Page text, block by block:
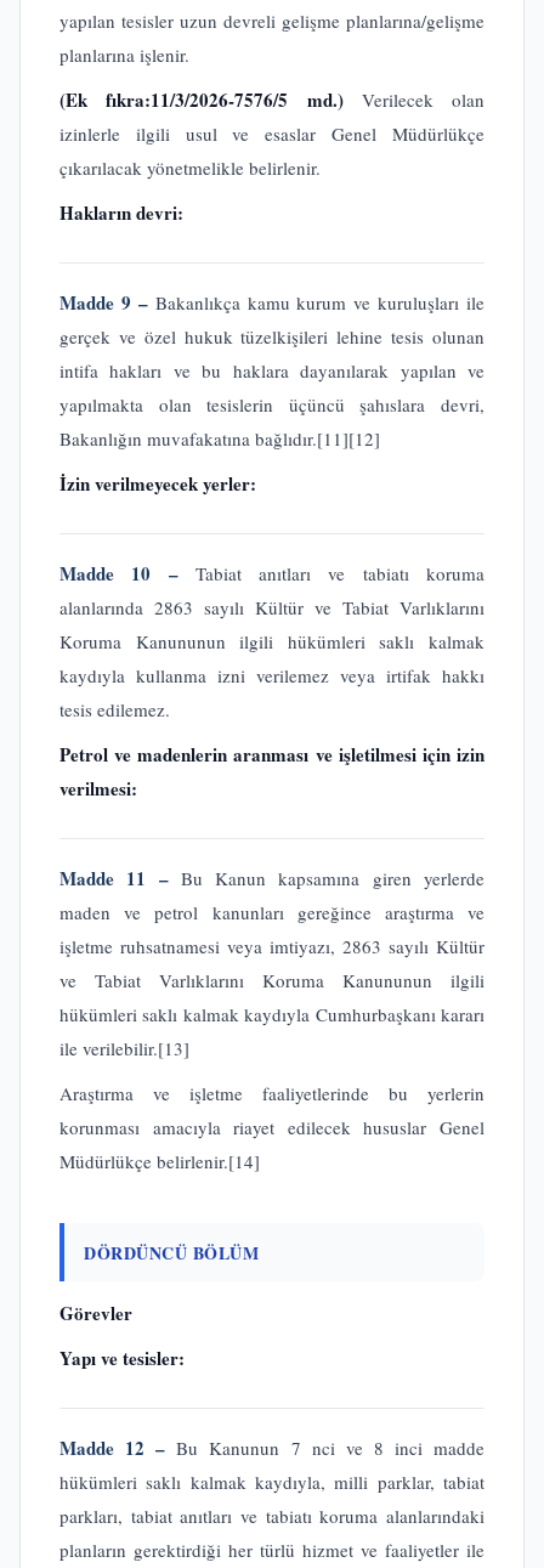
yapılan tesisler uzun devreli gelişme planlarına/gelişme
planlarına işlenir.
(Ek fıkra:11/3/2026-7576/5 md.)Verilecek olan
izinlerle ilgili usul ve esaslar Genel Müdürlükçe
çıkarılacak yönetmelikle belirlenir.
Hakların devri:
Madde 9 – Bakanlıkça kamu kurum ve kuruluşları ile
gerçek ve özel hukuk tüzelkişileri lehine tesis olunan
intifa hakları ve bu haklara dayanılarak yapılan ve
yapılmakta olan tesislerin üçüncü şahıslara devri,
Bakanlığın muvafakatına bağlıdır.[11][12]
İzin verilmeyecek yerler:
Madde 10 – Tabiat anıtları ve tabiatı koruma
alanlarında 2863 sayılı Kültür ve Tabiat Varlıklarını
Koruma Kanununun ilgili hükümleri saklı kalmak
kaydıyla kullanma izni verilemez veya irtifak hakkı
tesis edilemez.
Petrol ve madenlerin aranması ve işletilmesi için izin
verilmesi:
Madde 11 – Bu Kanun kapsamına giren yerlerde
maden ve petrol kanunları gereğince araştırma ve
işletme ruhsatnamesi veya imtiyazı, 2863 sayılı Kültür
ve Tabiat Varlıklarını Koruma Kanununun ilgili
hükümleri saklı kalmak kaydıyla Cumhurbaşkanı kararı
ile verilebilir.[13]
Araştırma ve işletme faaliyetlerinde bu yerlerin
korunması amacıyla riayet edilecek hususlar Genel
Müdürlükçe belirlenir.[14]
DÖRDÜNCÜ BÖLÜM
Görevler
Yapı ve tesisler:
Madde 12 –Bu Kanunun 7 nci ve 8 inci madde
hükümleri saklı kalmak kaydıyla, milli parklar, tabiat
parkları, tabiat anıtları ve tabiatı koruma alanlarındaki
planların gerektirdiği her türlü hizmet ve faaliyetler ile